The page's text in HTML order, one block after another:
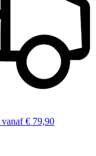
vanaf € 79,90